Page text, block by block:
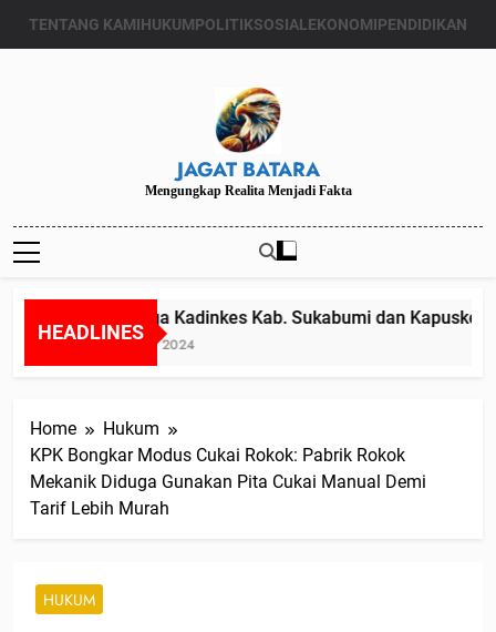
TENTANG KAMIHUKUMPOLITIKSOSIALEKONOMIPENDIDIKAN
JAGAT BATARA
Mengungkap Realita Menjadi Fakta
HEADLINES
Diduga Kadinkes Kab. Sukabumi dan
Juli 24, 2024
Home
Hukum
KPK Bongkar Modus Cukai Rokok: Pabrik Rokok
Mekanik Diduga Gunakan Pita Cukai Manual Demi
Tarif Lebih Murah
HUKUM